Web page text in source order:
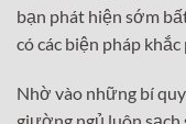
bạn phát hiện sớm
có các biện pháp
Nhờ vào những bí